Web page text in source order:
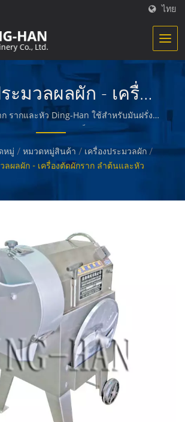
ไทย
ะมวลผลผัก - เครื่อง
าก ลำต้นและหัว
ก รากและหัว Ding-Han ใช้สำหรับมันฝรั่ง
หมู่บ้าน มันเทศ ขิง เป็นต้น / Ding-Han
ผลิตเครื่องจักรสำหรับการประมวลผลอาหาร
กรรม และสร้างเครื่องจักรที่ใช้ในการสร้าง
ที่เตรียมไว้ เช่น เนื้อสัตว์ที่ปรุงแล้ว ผัก และ
ายส์ ขนมปังทอดและอบ และอาหารคุณภาพ
อื่น ๆ
หมู่ / หมวดหมู่สินค้า / เครื่องประมวลผัก /
ลผลผัก - เครื่องตัดผักราก ลำต้นและหัว